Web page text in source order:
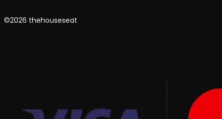
©2026 thehouseseat